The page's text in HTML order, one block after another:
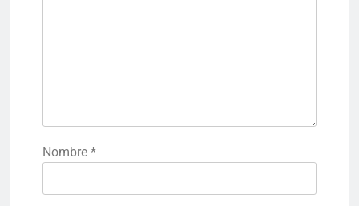
Nombre *